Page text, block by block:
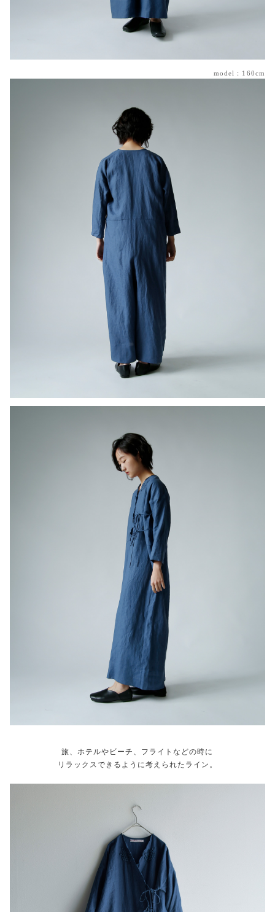
model：160cm
旅、ホテルやビーチ、フライトなどの時に
リラックスできるように考えられたライン。